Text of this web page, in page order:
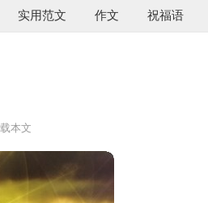
实用范文 作文 祝福语
本文